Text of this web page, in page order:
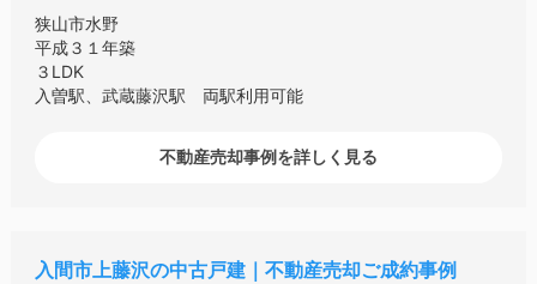
狭山市水野
平成３１年築
３LDK
入曽駅、武蔵藤沢駅 両駅利用可能
不動産売却事例を詳しく見る
入間市上藤沢の中古戸建｜不動産売却ご成約事例